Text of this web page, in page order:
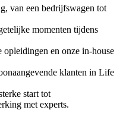
van een bedrijfswagen tot
momenten tijdens
en onze in-house
klanten in Life
start tot
met experts.